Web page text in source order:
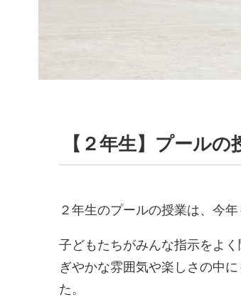
【２年生】プールの
２年生のプールの授業は、今
子どもたちがみんな指示をよ
ぎやかな雰囲気や楽しさの中
た。